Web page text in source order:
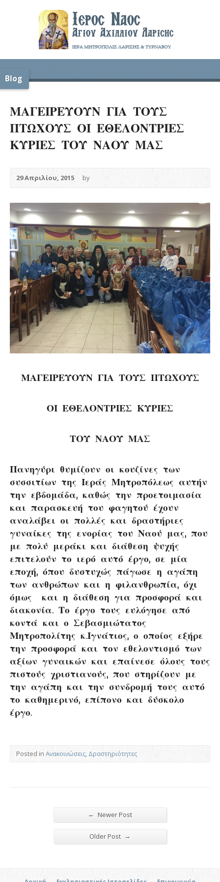
Blog
ΜΑΓΕΙΡΕΥΟΥΝ ΓΙΑ ΤΟΥΣ
ΠΤΩΧΟΥΣ ΟΙ ΕΘΕΛΟΝΤΡΙΕΣ
ΚΥΡΙΕΣ ΤΟΥ ΝΑΟΥ ΜΑΣ
29 Απριλίου, 2015 by
ΜΑΓΕΙΡΕΥΟΥΝ ΓΙΑ ΤΟΥΣ ΠΤΩΧΟΥΣ
ΟΙ ΕΘΕΛΟΝΤΡΙΕΣ ΚΥΡΙΕΣ
ΤΟΥ ΝΑΟΥ ΜΑΣ
Πανηγύρι θυμίζουν οι κουζίνες των
συσσιτίων της Ιεράς Μητροπόλεως αυτήν
την εβδομάδα, καθώς την προετοιμασία
και παρασκευή του φαγητού έχουν
αναλάβει οι πολλές και δραστήριες
γυναίκες της ενορίας του Ναού μας, που
με πολύ μεράκι και διάθεση ψυχής
επιτελούν το ιερό αυτό έργο, σε μία
εποχή, όπου δυστυχώς πάγωσε η αγάπη
των ανθρώπων και η φιλανθρωπία, όχι
όμως και η διάθεση για προσφορά και
διακονία. Το έργο τους ευλόγησε από
κοντά και ο Σεβασμιώτατος
Μητροπολίτης κ.Ιγνάτιος, ο οποίος εξήρε
την προσφορά και τον εθελοντισμό των
αξίων γυναικών και επαίνεσε όλους τους
πιστούς χριστιανούς, που στηρίζουν με
την αγάπη και την συνδρομή τους αυτό
το καθημερινό, επίπονο και δύσκολο
έργο.
Posted in Ανακοινώσεις,Δραστηριότητες
← Newer Post
Older Post →